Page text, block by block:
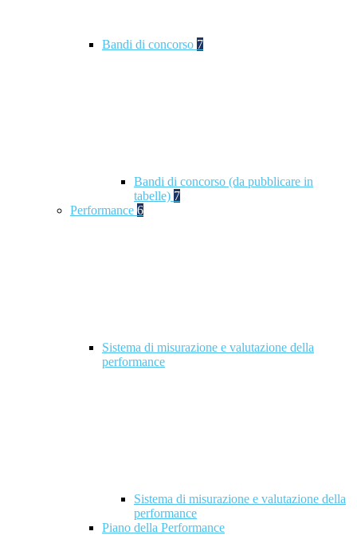
Bandi di concorso 7
Bandi di concorso (da pubblicare in
tabelle) 7
Performance 6
Sistema di misurazione e valutazione della
performance
Sistema di misurazione e valutazione della
performance
Piano della Performance